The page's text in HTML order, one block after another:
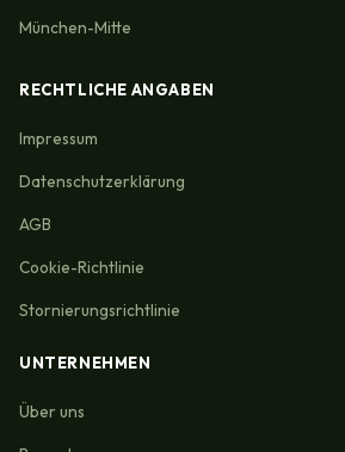
München-Mitte
RECHTLICHE ANGABEN
Impressum
Datenschutzerklärung
AGB
Cookie-Richtlinie
Stornierungsrichtlinie
UNTERNEHMEN
Über uns